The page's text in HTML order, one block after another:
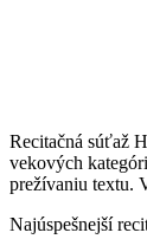
Recitačná súťaž
vekových
prežívaniu textu.
Najúspešnejší